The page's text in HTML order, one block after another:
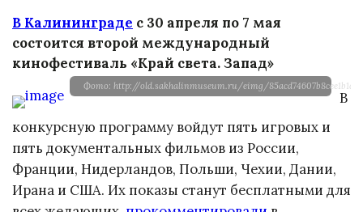
В Калининграде с 30 апреля по 7 мая
состоится второй международный
кинофестиваль «Край света. Запад»
Фото: http://old.sakhalinmuseum.ru/eimg/
В
конкурсную программу войдут пять игровых и
пять документальных фильмов из России,
Франции, Нидерландов, Польши, Чехии, Дании,
Ирана и США. Их показы станут бесплатными для